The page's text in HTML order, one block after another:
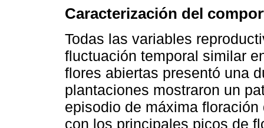
Caracterización del
Todas las variables
fluctuación temporal similar
flores abiertas presentó una
plantaciones mostraron un
episodio de máxima
con los principales picos de